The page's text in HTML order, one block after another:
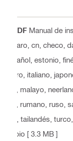
PDF Manual de
garo, cn, checo,
pañol, estonio,
aro, italiano,
n, malayo,
s, rumano, ruso,
o, tailandés,
rbio [ 3.3 MB ]